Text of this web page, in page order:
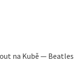
na Kubě — Beatles